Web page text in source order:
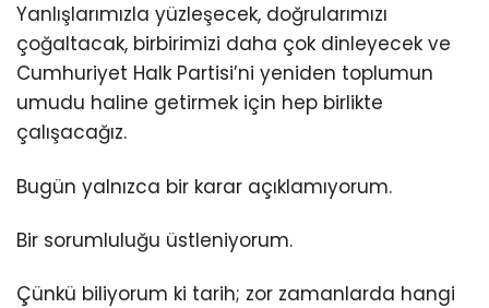
Yanlışlarımızla yüzleşecek, doğrularımızı
çoğaltacak, birbirimizi daha çok dinleyecek ve
Cumhuriyet Halk Partisi’ni yeniden toplumun
umudu haline getirmek için hep birlikte
çalışacağız.
Bugün yalnızca bir karar açıklamıyorum.
Bir sorumluluğu üstleniyorum.
Çünkü biliyorum ki tarih; zor zamanlarda hangi